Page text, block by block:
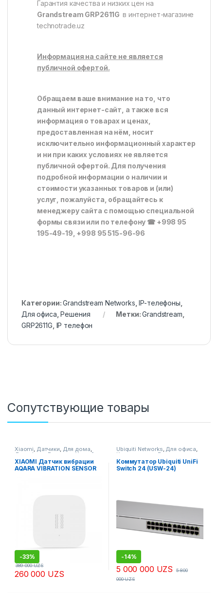
Гарантия качества и низких цен на
Grandstream GRP2611G в интернет-магазине
technotrade.uz
Информация на сайте не является
публичной офертой.
Обращаем ваше внимание на то, что
данный интернет-сайт, а также вся
информация о товарах и ценах,
предоставленная на нём, носит
исключительно информационный характер
и ни при каких условиях не является
публичной офертой. Для получения
подробной информации о наличии и
стоимости указанных товаров и (или)
услуг, пожалуйста, обращайтесь к
менеджеру сайта с помощью специальной
формы связи или по телефону ☎+998 95
195-49-19, +998 95 515-96-96
Категории:Grandstream Networks,IP-телефоны,
Для офиса,Решения Метки:Grandstream,
GRP2611G, IP телефон
Сопутствующие товары
Xiaomi, Датчики, Для дома,
Для офиса Решения ,Умный
Дом
XIAOMI Датчик вибрации
AQARA VIBRATION SENSOR
-33%
260 000 UZS
389 000UZS
Ubiquiti Networks, Для офиса,
Коммутаторы Решения
Свитчи,Свитчи ,Управляемые
коммутаторы
Коммутатор Ubiquiti UniFi
Switch 24 (USW-24)
-14%
5 000 000 UZS
5 800
000UZS